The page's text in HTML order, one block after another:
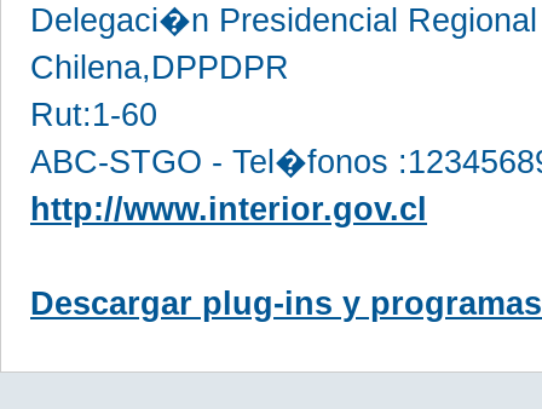
Delegaci�n Presidencial
Chilena,DPPDPR
Rut:1-60
ABC-STGO - Tel�fonos
http://www.interior.gov.cl
Descargar plug-ins y